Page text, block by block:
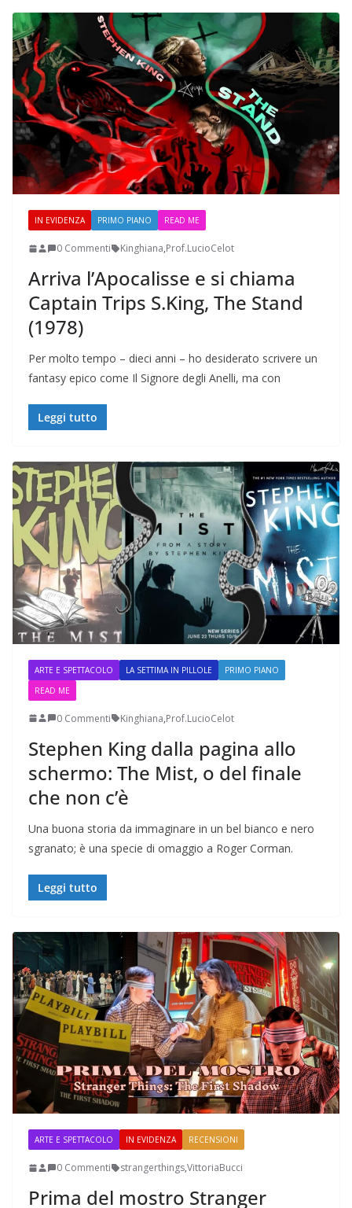
IN EVIDENZA PRIMO PIANO READ ME
0 Commenti Kinghiana,Prof.LucioCelot
Arriva l’Apocalisse e si chiama
Captain Trips S.King, The Stand
(1978)
Per molto tempo – dieci anni – ho desiderato scrivere un
fantasy epico come Il Signore degli Anelli, ma con
Leggi tutto
ARTE E SPETTACOLO LA SETTIMA IN PILLOLE
PRIMO PIANO
READ ME
0 Commenti Kinghiana,Prof.LucioCelot
Stephen King dalla pagina allo
schermo: The Mist, o del finale
che non c’è
Una buona storia da immaginare in un bel bianco e nero
sgranato; è una specie di omaggio a Roger Corman.
Leggi tutto
ARTE E SPETTACOLO IN EVIDENZA RECENSIONI
0 Commenti strangerthings,VittoriaBucci
Prima del mostro Stranger